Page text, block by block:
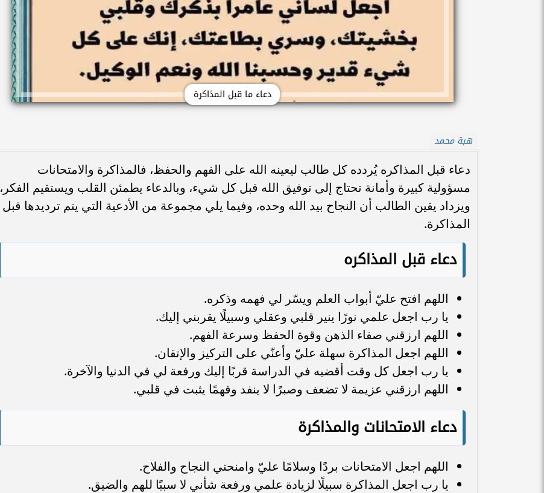
دعاء ما قبل المذاكرة
هبة محمد
دعاء قبل المذاكره يُردده كل طالب ليعينه الله على الفهم والحفظ، فالمذاكرة والامتحانات
مسؤولية كبيرة وأمانة تحتاج إلى توفيق الله قبل كل شيء، وبالدعاء يطمئن القلب ويستقيم الفكر،
ويزداد يقين الطالب أن النجاح بيد الله وحده، وفيما يلي مجموعة من الأدعية التي يتم ترديدها قبل
المذاكرة.
دعاء قبل المذاكره
اللهم افتح عليّ أبواب العلم ويسّر لي فهمه وذكره.
يا رب اجعل علمي نورًا ينير قلبي وعقلي وسبيلًا يقربني إليك.
اللهم ارزقني صفاء الذهن وقوة الحفظ وسرعة الفهم.
اللهم اجعل المذاكرة سهلة عليّ وأعنّي على التركيز والإتقان.
يا رب اجعل كل وقت أقضيه في الدراسة قربًا إليك ورفعة لي في الدنيا والآخرة.
اللهم ارزقني عزيمة لا تضعف وصبرًا لا ينفد وفهمًا يثبت في قلبي.
دعاء الامتحانات والمذاكرة
اللهم اجعل الامتحانات بردًا وسلامًا عليّ وامنحني النجاح والفلاح.
يا رب اجعل المذاكرة سبيلًا لزيادة علمي ورفعة شأني لا سببًا للهم والضيق.